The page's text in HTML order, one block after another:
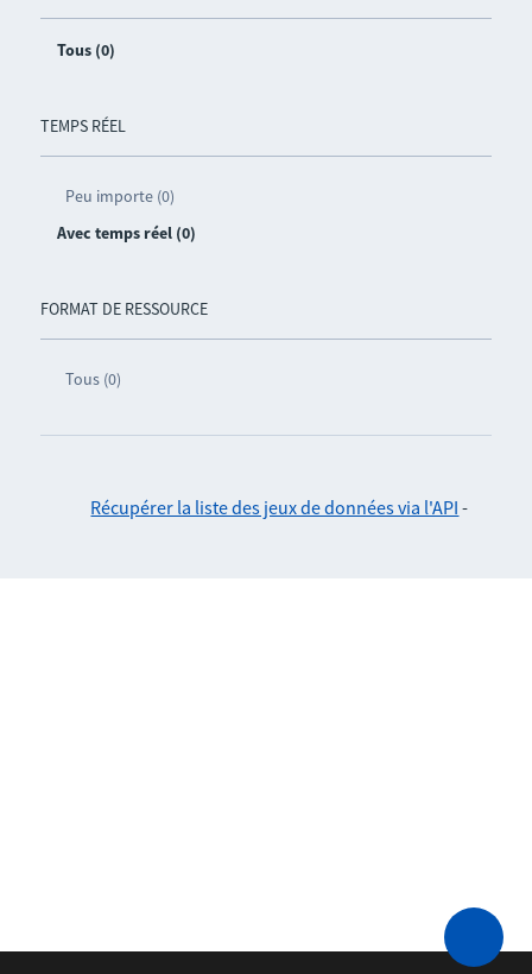
Tous (0)
TEMPS RÉEL
Peu importe (0)
Avec temps réel (0)
FORMAT DE RESSOURCE
Tous (0)
Récupérer la liste des jeux de données via l'API -